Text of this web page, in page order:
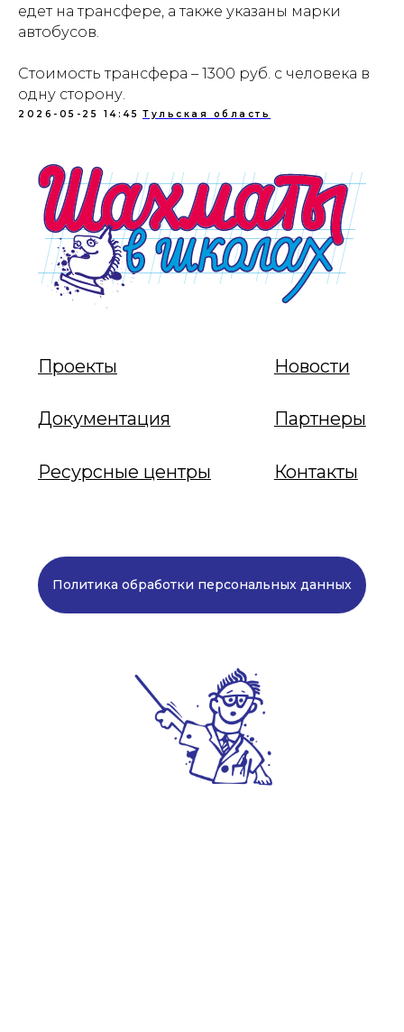
едет на трансфере, а также указаны марки
автобусов.
Стоимость трансфера – 1300 руб. с человека в
одну сторону.
2026-05-25 14:45 Тульская область